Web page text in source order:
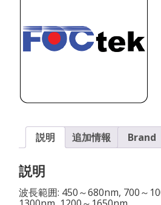
長
板
説明 追加情報 Brand
説明
波長範囲: 450～680nm, 700～